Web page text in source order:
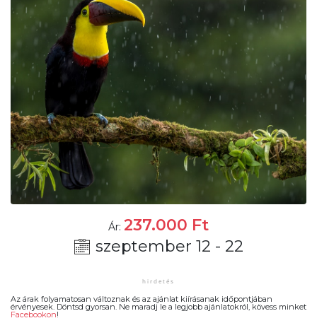
Ár: 237.000 Ft
szeptember 12 - 22
Az árak folyamatosan változnak és az ajánlat kiírásanak időpontjában
érvényesek. Döntsd gyorsan. Ne maradj le a legjobb ajánlatokról, kövess minket
Facebookon!